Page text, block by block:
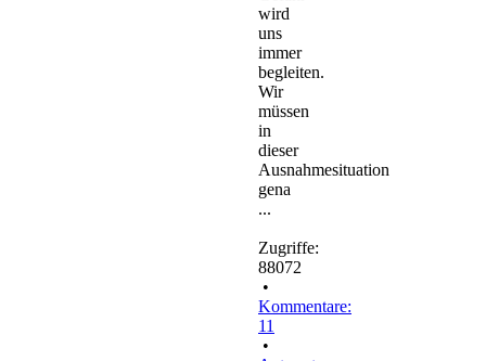
wird
uns
immer
begleiten.
Wir
müssen
in
dieser
Ausnahmesituation
gena
...
Zugriffe:
88072
•
Kommentare:
11
•